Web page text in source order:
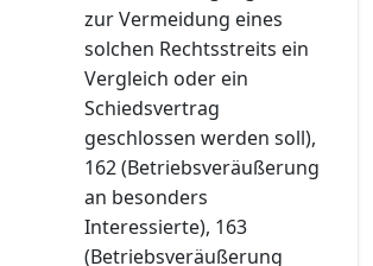
zur Vermeidung eines
solchen Rechtsstreits ein
Vergleich oder ein
Schiedsvertrag
geschlossen werden soll),
162 (Betriebsveräußerung
an besonders
Interessierte), 163
(Betriebsveräußerung